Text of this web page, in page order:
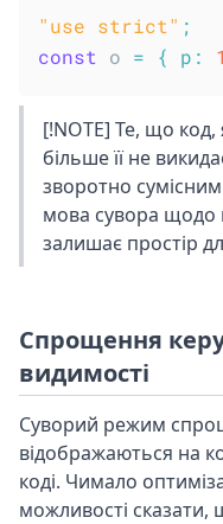
"use strict" ;
const o = { p : 1
[!NOTE] Те, що
більше її не
зворотно
мова сувора щодо
залишає простір
Спрощення
видимості
Суворий режим
відображаються на
коді. Чимало
можливості